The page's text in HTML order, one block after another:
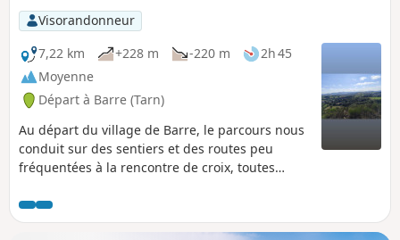
Visorandonneur
7,22 km
+228 m -220 m
2h 45
Moyenne
Départ à Barre (Tarn)
Au départ du village de Barre, le parcours nous
conduit sur des sentiers et des routes peu
fréquentées à la rencontre de croix, toutes
des points de vue sur les vallées et les monts
qui contournent la commune.